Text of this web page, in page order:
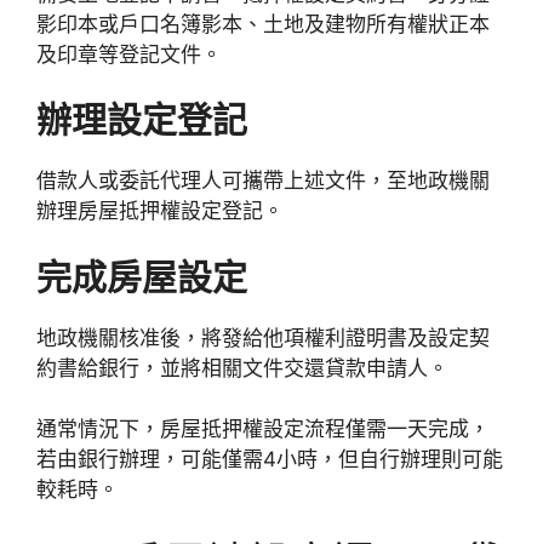
影印本或戶口名簿影本、土地及建物所有權狀正本
及印章等登記文件。
辦理設定登記
借款人或委託代理人可攜帶上述文件，至地政機關
辦理房屋抵押權設定登記。
完成房屋設定
地政機關核准後，將發給他項權利證明書及設定契
約書給銀行，並將相關文件交還貸款申請人。
通常情況下，房屋抵押權設定流程僅需一天完成，
若由銀行辦理，可能僅需4小時，但自行辦理則可能
較耗時。